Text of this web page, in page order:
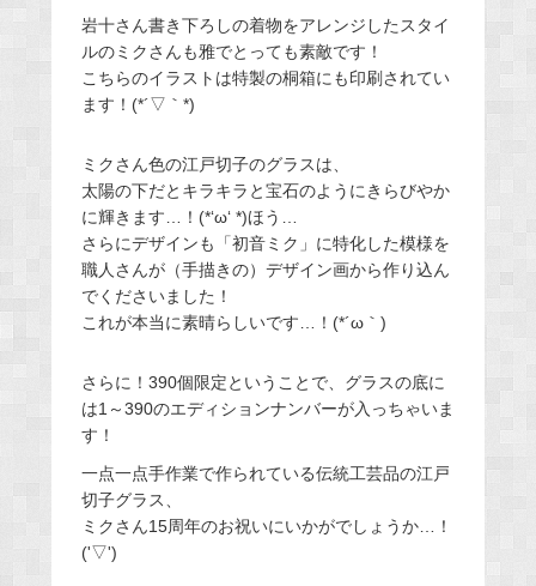
岩十さん書き下ろしの着物をアレンジしたスタイ
ルのミクさんも雅でとっても素敵です！
こちらのイラストは特製の桐箱にも印刷されてい
ます！(*´▽｀*)
ミクさん色の江戸切子のグラスは、
太陽の下だとキラキラと宝石のようにきらびやか
に輝きます…！(*‘ω‘ *)ほう…
さらにデザインも「初音ミク」に特化した模様を
職人さんが（手描きの）デザイン画から作り込ん
でくださいました！
これが本当に素晴らしいです…！(*´ω｀)
さらに！390個限定ということで、グラスの底に
は1～390のエディションナンバーが入っちゃいま
す！
一点一点手作業で作られている伝統工芸品の江戸
切子グラス、
ミクさん15周年のお祝いにいかがでしょうか…！
('▽')